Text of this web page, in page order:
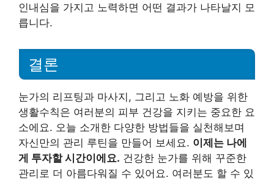
인내심을 가지고 노력하면 어떤 결과가 나타날지 모
릅니다.
결론
눈가의 리프팅과 마사지, 그리고 노화 예방을 위한
생활수칙은 여러분의 피부 건강을 지키는 중요한 요
소에요. 오늘 소개한 다양한 방법들을 실천해보며
자신만의 관리 루틴을 만들어 보세요. 이제는 나에
게 투자할 시간이에요. 건강한 눈가를 위해 꾸준한
관리로 더 아름다워질 수 있어요. 여러분도 할 수 있